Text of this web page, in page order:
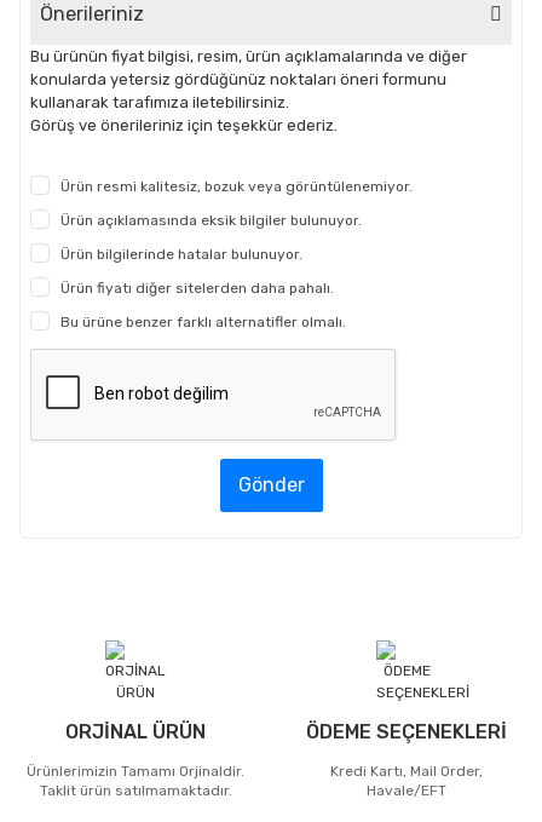
Önerileriniz
Bu ürünün fiyat bilgisi, resim, ürün açıklamalarında ve diğer
konularda yetersiz gördüğünüz noktaları öneri formunu
kullanarak tarafımıza iletebilirsiniz.
Görüş ve önerileriniz için teşekkür ederiz.
Ürün resmi kalitesiz, bozuk veya görüntülenemiyor.
Ürün açıklamasında eksik bilgiler bulunuyor.
Ürün bilgilerinde hatalar bulunuyor.
Ürün fiyatı diğer sitelerden daha pahalı.
Bu ürüne benzer farklı alternatifler olmalı.
Gönder
ORJİNAL ÜRÜN
Ürünlerimizin Tamamı Orjinaldir.
Taklit ürün satılmamaktadır.
ÖDEME SEÇENEKLERİ
Kredi Kartı, Mail Order,
Havale/EFT